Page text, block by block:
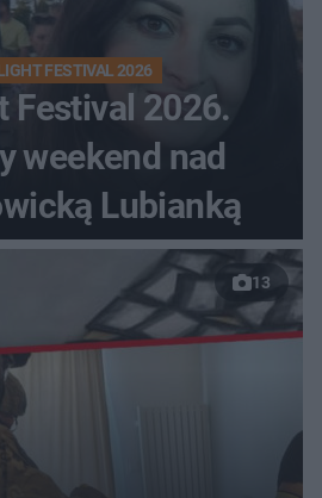
FESTIVAL 2026
Festival 2026.
weekend nad
Lubianką
13